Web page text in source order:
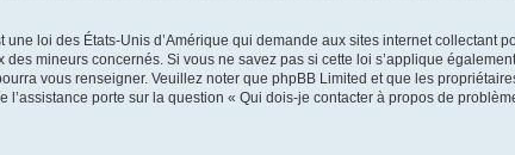
une loi des États-Unis d’Amérique qui demande aux sites internet collectant
mineurs concernés. Si vous ne savez pas si cette loi s’applique
vous renseigner. Veuillez noter que phpBB Limited et que les
porte sur la question « Qui dois-je contacter à propos de